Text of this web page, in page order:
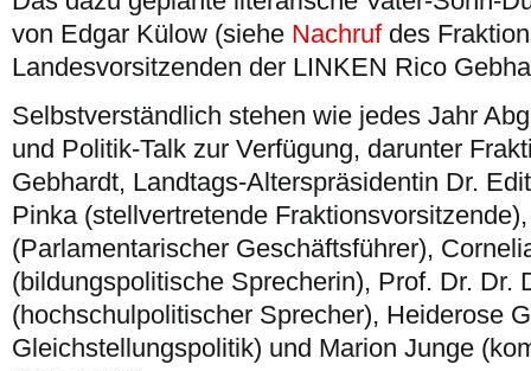
von Edgar Külow (siehe Nachruf des
Landesvorsitzenden der LINKEN Rico
Selbstverständlich stehen wie jedes Jahr
und Politik-Talk zur Verfügung, darunter
Gebhardt, Landtags-Alterspräsidentin Dr.
Pinka (stellvertretende
(Parlamentarischer Geschäftsführer),
(bildungspolitische Sprecherin), Prof. Dr. Dr.
(hochschulpolitischer Sprecher), Heiderose
Gleichstellungspolitik) und Marion Junge